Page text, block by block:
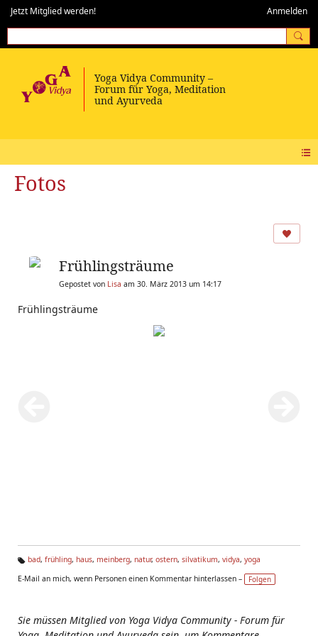
Jetzt Mitglied werden! Anmelden
Fotos
Frühlingsträume
Gepostet von Lisa am 30. März 2013 um 14:17
Frühlingsträume
g
bad, frühling, haus, meinberg, natur, ostern, silvatikum, vidya, yoga
E-Mail an mich, wenn Personen einen Kommentar hinterlassen –
Folgen
Sie müssen Mitglied von Yoga Vidya Community - Forum für